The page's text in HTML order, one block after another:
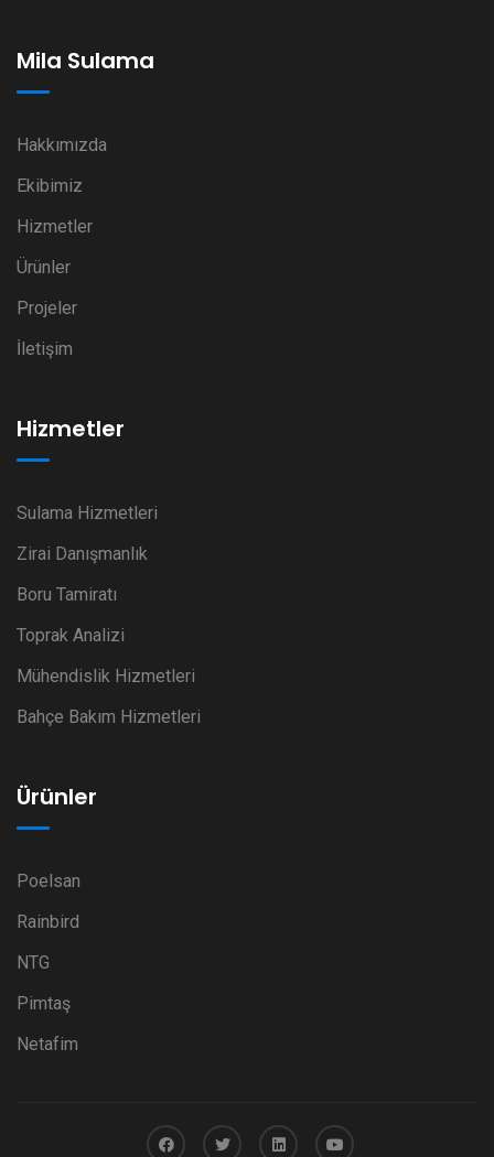
Mila Sulama
Hakkımızda
Ekibimiz
Hizmetler
Ürünler
Projeler
İletişim
Hizmetler
Sulama Hizmetleri
Zirai Danışmanlık
Boru Tamiratı
Toprak Analizi
Mühendislik Hizmetleri
Bahçe Bakım Hizmetleri
Ürünler
Poelsan
Rainbird
NTG
Pimtaş
Netafim